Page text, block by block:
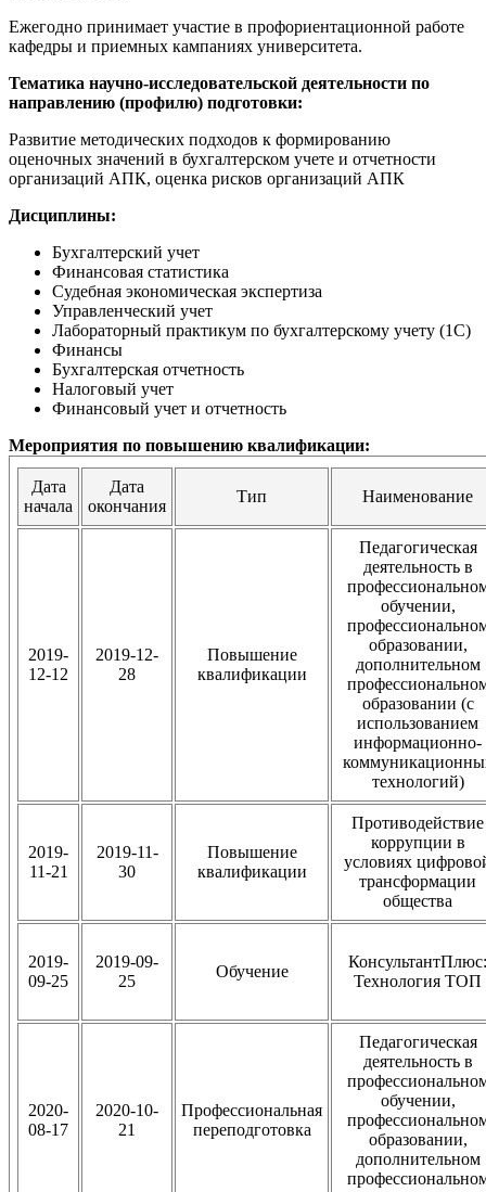
Ежегодно принимает участие в профориентационной работе
кафедры и приемных кампаниях университета.
Тематика научно-исследовательской деятельности по
направлению (профилю) подготовки:
Развитие методических подходов к формированию
оценочных значений в бухгалтерском учете и отчетности
организаций АПК, оценка рисков организаций АПК
Дисциплины:
Бухгалтерский учет
Финансовая статистика
Судебная экономическая экспертиза
Управленческий учет
Лабораторный практикум по бухгалтерскому учету (1С)
Финансы
Бухгалтерская отчетность
Налоговый учет
Финансовый учет и отчетность
Мероприятия по повышению квалификации:
Дата
начала
Дата
окончания
Тип Наименование
2019-
12-12
2019-12-
28
Повышение
квалификации
Педагогическая
деятельность в
обучении,
образовании,
дополнительном
образовании (с
использованием
информационно-
технологий)
2019-
11-21
2019-11-
30
Повышение
квалификации
Противодействие
коррупции в
условиях
трансформации
общества
2019-
09-25
2019-09-
25
Обучение
КонсультантПлюс:
Технология ТОП
2020-
08-17
2020-10-
21
Профессиональная
переподготовка
Педагогическая
деятельность в
обучении,
образовании,
дополнительном